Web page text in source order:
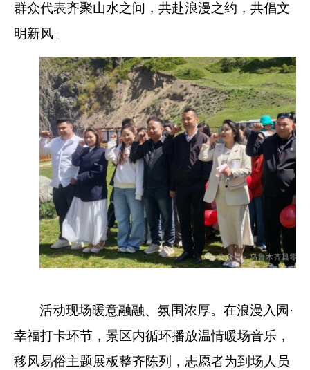
群众代表齐聚山水之间，共赴浪漫之约，共倡文
明新风。
活动现场暖意融融、氛围浓厚。在浪漫入园 ·
幸福打卡环节，景区内循环播放温情暖场音乐，
移风易俗主题展板整齐陈列，志愿者为到场人员